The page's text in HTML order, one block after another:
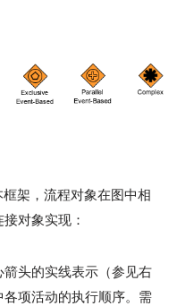
架，流程对象在图中相
对象实现：
头的实线表示（参见右
项活动的执行顺序。需